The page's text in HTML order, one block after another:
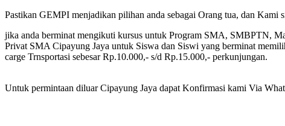
Pastikan GEMPI menjadikan pilihan anda sebagai Orang tua, dan Kami
jika anda berminat mengikuti kursus untuk Program SMA, SMBPTN,
Privat SMA Cipayung Jaya untuk Siswa dan Siswi yang berminat
carge Trnsportasi sebesar Rp.10.000,- s/d Rp.15.000,- perkunjungan.
Untuk permintaan diluar Cipayung Jaya dapat Konfirmasi kami Via